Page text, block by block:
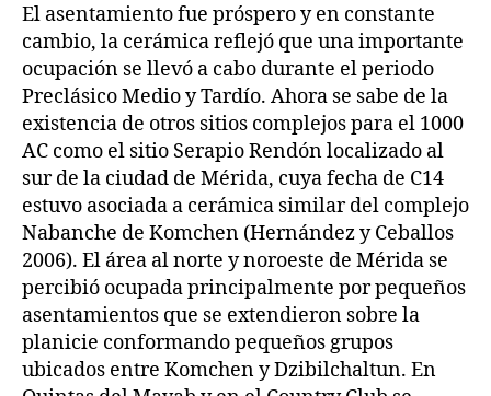
El asentamiento fue próspero y en constante
cambio, la cerámica reflejó que una importante
ocupación se llevó a cabo durante el periodo
Preclásico Medio y Tardío. Ahora se sabe de la
existencia de otros sitios complejos para el 1000
AC como el sitio Serapio Rendón localizado al
sur de la ciudad de Mérida, cuya fecha de C14
estuvo asociada a cerámica similar del complejo
Nabanche de Komchen (Hernández y Ceballos
2006). El área al norte y noroeste de Mérida se
percibió ocupada principalmente por pequeños
asentamientos que se extendieron sobre la
planicie conformando pequeños grupos
ubicados entre Komchen y Dzibilchaltun. En